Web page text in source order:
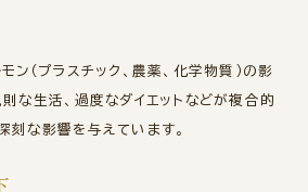
ン（プラスチック、農薬、化学物質）の影
則な生活、過度なダイエットなどが複合的
刻な影響を与えています。